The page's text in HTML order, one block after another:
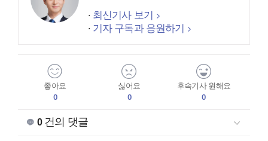
최신기사 보기
기자 구독과 응원하기
좋아요
0
싫어요
0
후속기사 원해요
0
0건의 댓글